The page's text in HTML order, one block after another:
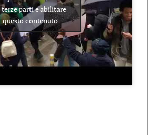
parti e abilitare
questo contenuto